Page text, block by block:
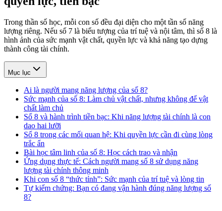
Trong thần số học, mỗi con số đều đại diện cho một tần số năng
lượng riêng. Nếu số 7 là biểu tượng của trí tuệ và nội tâm, thì số 8 là
hình ảnh của sức mạnh vật chất, quyền lực và khả năng tạo dựng
thành công tài chính.
Mục lục
Ai là người mang năng lượng của số 8?
Sức mạnh của số 8: Làm chủ vật chất, nhưng không để vật
chất làm chủ
Số 8 và hành trình tiền bạc: Khi năng lượng tài chính là con
dao hai lưỡi
Số 8 trong các mối quan hệ: Khi quyền lực cần đi cùng lòng
trắc ẩn
Bài học tâm linh của số 8: Học cách trao và nhận
Ứng dụng thực tế: Cách người mang số 8 sử dụng năng
lượng tài chính thông minh
Khi con số 8 “thức tỉnh”: Sức mạnh của trí tuệ và lòng tin
Tự kiểm chứng: Bạn có đang vận hành đúng năng lượng số
8?